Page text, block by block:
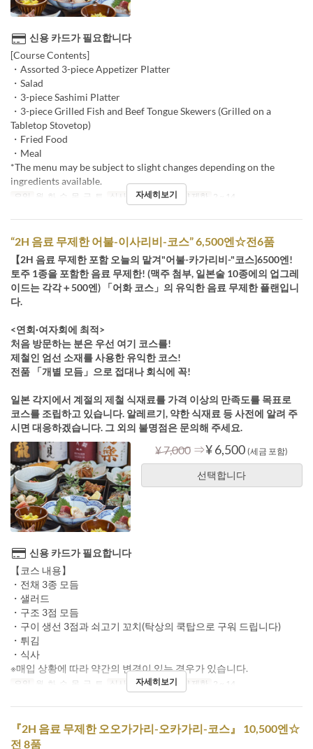
신용 카드가 필요합니다
[Course Contents]
・Assorted 3-piece Appetizer Platter
・Salad
・3-piece Sashimi Platter
・3-piece Grilled Fish and Beef Tongue Skewers (Grilled on a
Tabletop Stovetop)
・Fried Food
・Meal
*The menu may be subject to slight changes depending on the
ingredients available.
요일 월, 화, 수, 목, 금, 토 식사 저녁 주문 수량 제한 2 ~ 14
자세히보기
“2H 음료 무제한 어불-이사리비-코스” 6,500엔☆전6품
【2H 음료 무제한 포함 오늘의 맡겨"어불-카가리비-"코스]6500엔!
토주 1종을 포함한 음료 무제한! (맥주 첨부, 일본술 10종에의 업그레
이드는 각각＋500엔) 「어화 코스」의 유익한 음료 무제한 플랜입니
다.
<연회·여자회에 최적>
처음 방문하는 분은 우선 여기 코스를!
제철인 엄선 소재를 사용한 유익한 코스!
전품 「개별 모듬」으로 접대나 회식에 꼭!
일본 각지에서 계절의 제철 식재료를 가격 이상의 만족도를 목표로
코스를 조립하고 있습니다. 알레르기, 약한 식재료 등 사전에 알려 주
시면 대응하겠습니다. 그 외의 불명점은 문의해 주세요.
¥ 7,000 ⇒¥ 6,500 (세금 포함)
선택합니다
신용 카드가 필요합니다
【코스 내용】
・전채 3종 모듬
・샐러드
・구조 3점 모듬
・구이 생선 3점과 쇠고기 꼬치(탁상의 쿡탑으로 구워 드립니다)
・튀김
・식사
※매입 상황에 따라 약간의 변경이 있는 경우가 있습니다.
요일 월, 화, 수, 목, 금, 토 식사 저녁 주문 수량 제한 2 ~ 14
자세히보기
『2H 음료 무제한 오오가가리-오카가리-코스』 10,500엔☆
전 8품